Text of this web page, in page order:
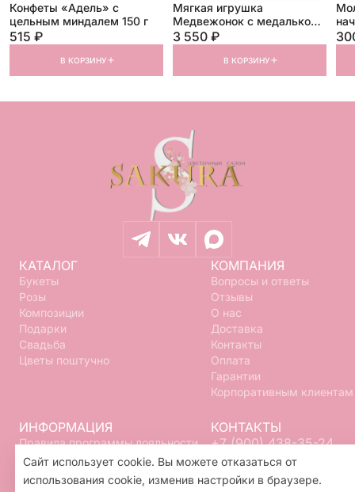
Конфеты «Адель» с
цельным миндалем 150 г
515 ₽
В КОРЗИНУ
Мягкая игрушка
Медвежонок с медалькой
35 см
3 550 ₽
В КОРЗИНУ
КАТАЛОГ
Букеты
Розы
Композиции
Подарки
Свадьба
Цветы поштучно
КОМПАНИЯ
Вопросы и ответы
Отзывы
О нас
Доставка
Контакты
Оплата
Гарантии
Корпоративным клиентам
ИНФОРМАЦИЯ
Правила программы лояльности
Политика конфиденциальности
Пользовательское соглашение
КОНТАКТЫ
+7 (900) 438-35-24
info@flowerskam.ru
Сайт использует cookie. Вы можете отказаться от
использования cookie, изменив настройки в браузере.